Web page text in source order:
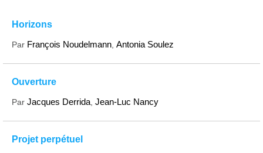
Horizons
Par François Noudelmann Antonia Soulez
Ouverture
Par Jacques Derrida Jean-Luc Nancy
Projet perpétuel